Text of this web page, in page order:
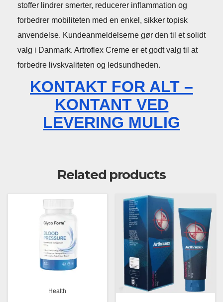
stoffer lindrer smerter, reducerer inflammation og
forbedrer mobiliteten med en enkel, sikker topisk
anvendelse. Kundeanmeldelserne gør den til et solidt
valg i Danmark. Artroflex Creme er et godt valg til at
forbedre livskvaliteten og ledsundheden.
KONTAKT FOR ALT –
KONTANT VED
LEVERING MULIG
Related products
Health